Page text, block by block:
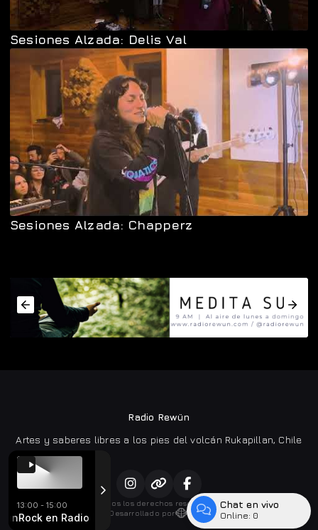
13:00 - 15:00
Rock en Radio Rewün
Livingod - Living God
Sesiones Alzada: Delis Val
Sesiones Alzada: Chapperz
Radio Rewün
Artes y saberes libres a los pies del volcán Rukapillan, Chile
Todos los derechos reservados.
Desarrollado por
Chat en vivo
Online: 0